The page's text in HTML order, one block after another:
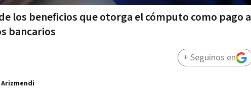
los beneficios que otorga el cómputo como pago a
bancarios
+ Seguinos en